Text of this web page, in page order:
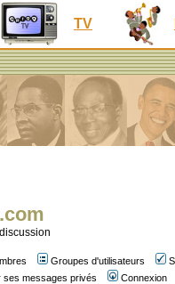
TV
Groupes d'utilisateurs
ses messages privés Connexion